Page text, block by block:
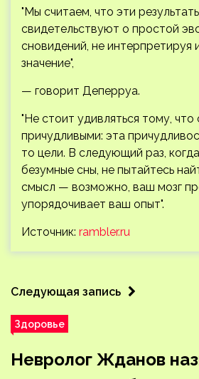
"Мы считаем, что эти
свидетельствуют о простой
сновидений, не интерпретируя
значение",
— говорит Деперруа.
"Не стоит удивляться тому,
причудливыми: эта
то цели. В следующий раз,
безумные сны, не пытайтесь
смысл — возможно, ваш мозг
упорядочивает ваш опыт".
Источник: rambler.ru
Следующая запись
Здоровье
Невролог Жданов